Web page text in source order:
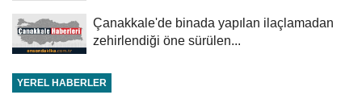
Çanakkale'de binada yapılan ilaçlamadan
zehirlendiği öne sürülen...
YEREL HABERLER